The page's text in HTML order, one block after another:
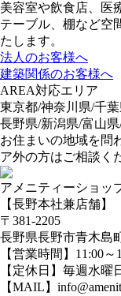
美容室や飲食店、医
テーブル、棚など空
たします。
法人のお客様へ
建築関係のお客様へ
AREA対応エリア
東京都/神奈川県/千
長野県/新潟県/富山
お住まいの地域を問
ア外の方はご相談く
アメニティーショッ
【長野本社兼店舗】
〒381-2205
長野県長野市青木島
【営業時間】11:00～
【定休日】毎週水曜
【MAIL】